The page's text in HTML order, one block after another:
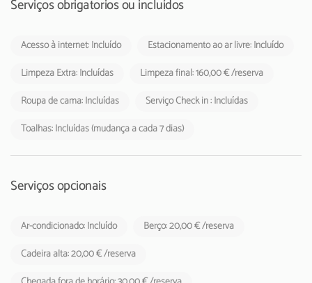
Serviços obrigatórios ou incluídos
Acesso à internet: Incluído
Estacionamento ao ar livre: Incluído
Limpeza Extra: Incluídas
Limpeza final: 160,00 € /reserva
Roupa de cama: Incluídas
Serviço Check in : Incluídas
Toalhas: Incluídas (mudança a cada 7 dias)
Serviços opcionais
Ar-condicionado: Incluído
Berço: 20,00 € /reserva
Cadeira alta: 20,00 € /reserva